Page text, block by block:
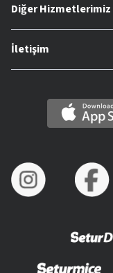
Diğer Hizmetlerimiz
İletişim